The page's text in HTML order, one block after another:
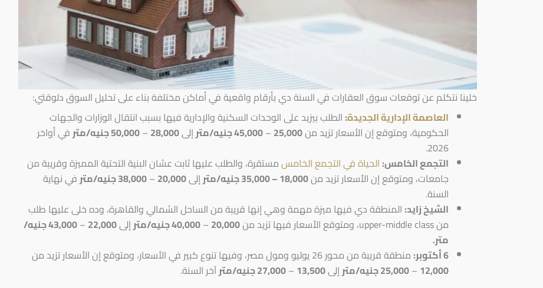
خلينا نتكلم عن توقعات سوق العقارات في السنة دي بأرقام واقعية في أماكن مختلفة بناء على تحليل السوق دلوقتي:
العاصمة الإدارية الجديدة: الطلب بيزيد على الوحدات السكنية والإدارية فيها بسبب انتقال الوزارات والجهات
الحكومية، ومتوقع إن الأسعار تزيد من25,000
–45,000 جنيه/متر إلى28,000
–50,000 جنيه/متر
في أواخر
2026.
التجمع الخامس: الحياة في التجمع الخامسمستقرة، والطلب عليها ثابت عشان البنية التحتية المميزة وقريبة من
جامعات، ومتوقع إن الأسعار تزيد من18,000 – 35,000 جنيه/متر إلى20,000
–38,000 جنيه/متر
في نهاية
السنة.
الشيخ زايد: المنطقة دي فيها ميزة مهمة وهي إنها قريبة من الساحل الشمالي والقاهرة، وده خلى عليها طلب
من upper-middle class، ومتوقع الأسعار فيها تزيد من
20,000
–40,000 جنيه/متر إلى22,000
–
43,000 جنيه/
متر.
6 أكتوبر:
منطقة قريبة من محور 26 يوليو ومول مصر، وفيها تنوع كبير في الأسعار، ومتوقع إن الأسعار تزيد من
12,000
–25,000 جنيه/متر إلى13,500
–27,000 جنيه/متر آخر السنة.